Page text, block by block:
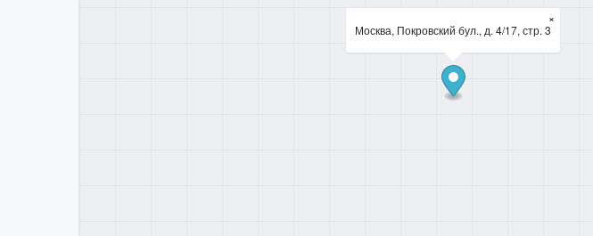
Москва, Покровский бул., д. 4/17, стр. 3
×